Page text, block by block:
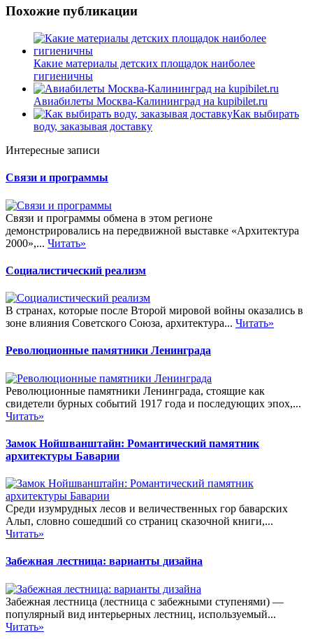
Похожие публикации
Какие материалы детских площадок наиболее
гигиеничны
Авиабилеты Москва-Калининград на kupibilet.ru
Как выбирать
воду, заказывая доставку
Интересные записи
Связи и программы
Связи и программы обмена в этом регионе
демонстрировались на передвижной выставке «Архитектура
2000»,... Читать»
Социалистический реализм
В странах, которые после Второй мировой войны оказались в
зоне влияния Советского Союза, архитектура... Читать»
Революционные памятники Ленинграда
Революционные памятники Ленинграда, стоящие как
свидетели бурных событий 1917 года и последующих эпох,...
Читать»
Замок Нойшванштайн: Романтический памятник
архитектуры Баварии
Среди изумрудных лесов и величественных гор баварских
Альп, словно сошедший со страниц сказочной книги,...
Читать»
Забежная лестница: варианты дизайна
Забежная лестница (лестница с забежными ступенями) —
популярный вид интерьерных лестниц, используемый...
Читать»